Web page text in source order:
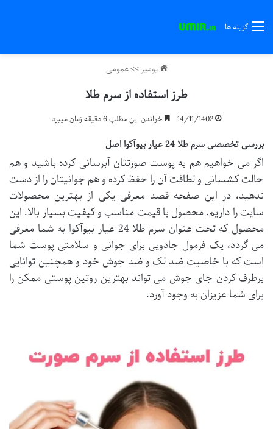
گزینه ها
یومیر>>عمومی
طرز استفاده از سرم طلا
14/11/1402 خواندن این مطلب 6 دقیقه زمان میبرد
بررسی تخصصی سرم طلا 24 عیار بیوآکوا اصل
اگر می خواهیم هم به پوست صورتتان آبرسانی کرده باشید و هم
حالت کشسانی و لطافت آن را حفظ کرده و هم جوانیتان را از دست
ندهید، در این صفحه قصد معرفی یکی از بهترین محصولات
سایت را داریم. محصول با قیمت مناسب و کیفیت بسیار بالا. این
محصول که تحت عنوان سرم طلا 24 عیار بیوآکوا به شما معرفی
می گردد، یک فرمول جادویی برای جوانی و سلامتی پوست شما
است که با خاصیت ضد لک و ضد جوش خود و همچنین توانایی
برطرف کردن جای جوش می تواند بهترین روتین پوستی ممکن را
برای شما عزیزان به وجود آورد.